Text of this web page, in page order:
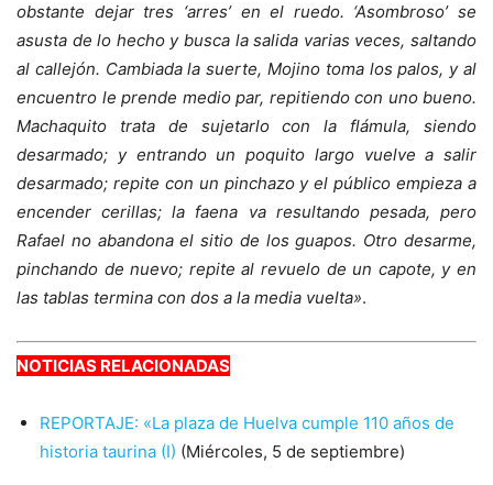
obstante dejar tres ‘arres’ en el ruedo. ‘Asombroso’ se
asusta de lo hecho y busca la salida varias veces, saltando
al callejón. Cambiada la suerte, Mojino toma los palos, y al
encuentro le prende medio par, repitiendo con uno bueno.
Machaquito trata de sujetarlo con la flámula, siendo
desarmado; y entrando un poquito largo vuelve a salir
desarmado; repite con un pinchazo y el público empieza a
encender cerillas; la faena va resultando pesada, pero
Rafael no abandona el sitio de los guapos. Otro desarme,
pinchando de nuevo; repite al revuelo de un capote, y en
las tablas termina con dos a la media vuelta».
NOTICIAS RELACIONADAS
REPORTAJE: «La plaza de Huelva cumple 110 años de
historia taurina (I) (Miércoles, 5 de septiembre)